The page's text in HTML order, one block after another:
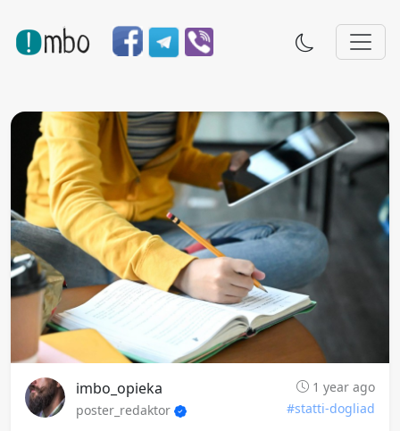
imbo_opieka
1 year ago
poster_redaktor
#statti-dogliad